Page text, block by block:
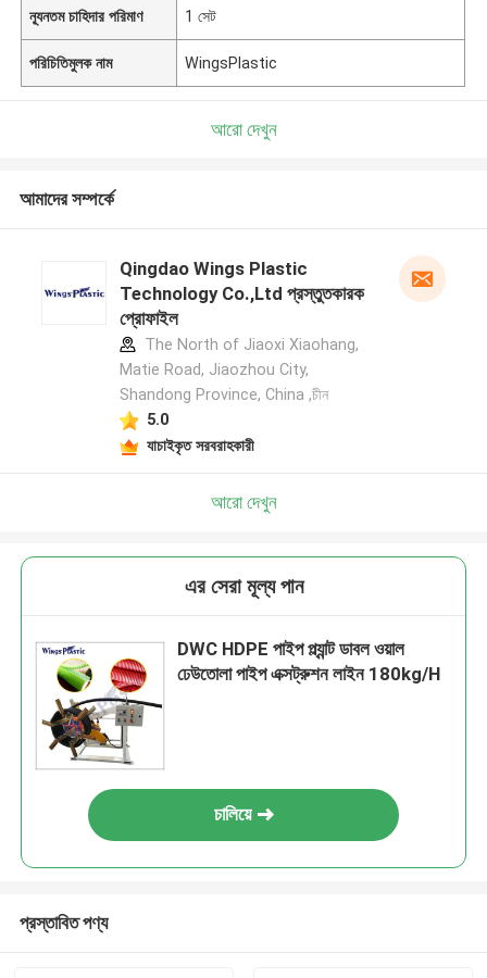
ন্যূনতম চাহিদার পরিমাণ 1 সেট
পরিচিতিমুলক নাম WingsPlastic
আরো দেখুন
আমাদের সম্পর্কে
Qingdao Wings Plastic
Technology Co.,Ltd প্রস্তুতকারক
প্রোফাইল
The North of Jiaoxi Xiaohang,
Matie Road, Jiaozhou City,
Shandong Province, China ,চীন
5.0
যাচাইকৃত সরবরাহকারী
আরো দেখুন
এর সেরা মূল্য পান
DWC HDPE পাইপ প্ল্যান্ট ডাবল ওয়াল
ঢেউতোলা পাইপ এক্সট্রুশন লাইন 180kg/H
চালিয়ে
প্রস্তাবিত পণ্য